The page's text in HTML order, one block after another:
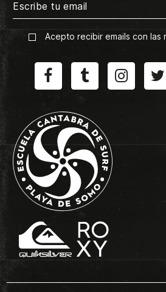
Acepto recibir emails con las